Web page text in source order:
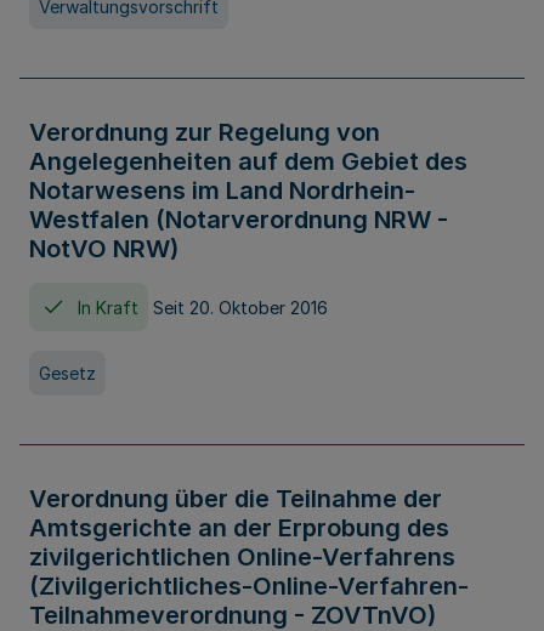
Verwaltungsvorschrift
Verordnung zur Regelung von
Angelegenheiten auf dem Gebiet des
Notarwesens im Land Nordrhein-
Westfalen (Notarverordnung NRW -
NotVO NRW)
In Kraft Seit 20. Oktober 2016
Gesetz
Verordnung über die Teilnahme der
Amtsgerichte an der Erprobung des
zivilgerichtlichen Online-Verfahrens
(Zivilgerichtliches-Online-Verfahren-
Teilnahmeverordnung - ZOVTnVO)